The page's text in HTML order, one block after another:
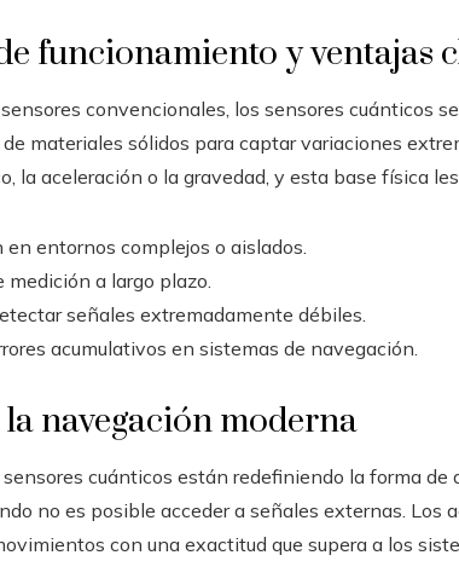
funcionamiento y ventajas
convencionales, los sensores cuánticos
materiales sólidos para captar variaciones
la aceleración o la gravedad, y esta base física
entornos complejos o aislados.
medición a largo plazo.
señales extremadamente débiles.
acumulativos en sistemas de navegación.
navegación moderna
cuánticos están redefiniendo la forma de
no es posible acceder a señales externas. Los
con una exactitud que supera a los